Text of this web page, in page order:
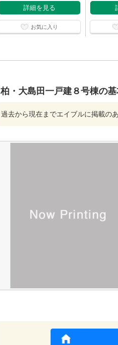
詳細を見る
お気に入り
柏・大島田一戸建８号棟の
過去から現在までエイブルに掲載の